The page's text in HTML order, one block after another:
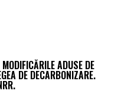
ADUSE DE
DE DECARBONIZARE.